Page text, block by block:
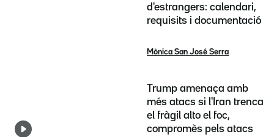
d'estrangers: calendari,
requisits i documentació
Mònica San José Serra
Trump amenaça amb
més atacs si l'Iran trenca
el fràgil alto el foc,
compromès pels atacs